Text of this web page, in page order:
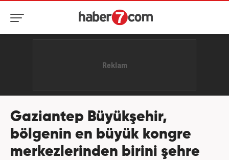
Gaziantep Büyükşehir,
bölgenin en büyük kongre
merkezlerinden birini şehre